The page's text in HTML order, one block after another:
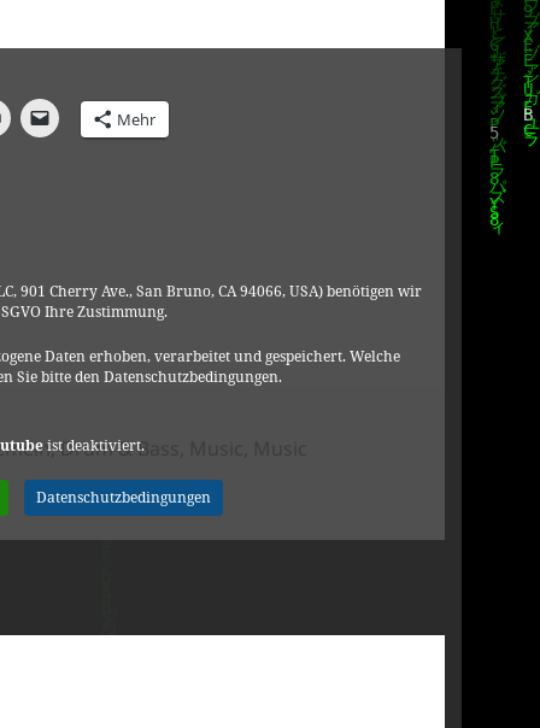
901 Cherry Ave., San Bruno, CA 94066, USA) benötigen wir
Ihre Zustimmung.
Daten erhoben, verarbeitet und gespeichert. Welche
Sie bitte den Datenschutzbedingungen.
ist deaktiviert.
Datenschutzbedingungen
Mehr
,Drum & Bass
DRS – I Will ft Patife & Vangeliez